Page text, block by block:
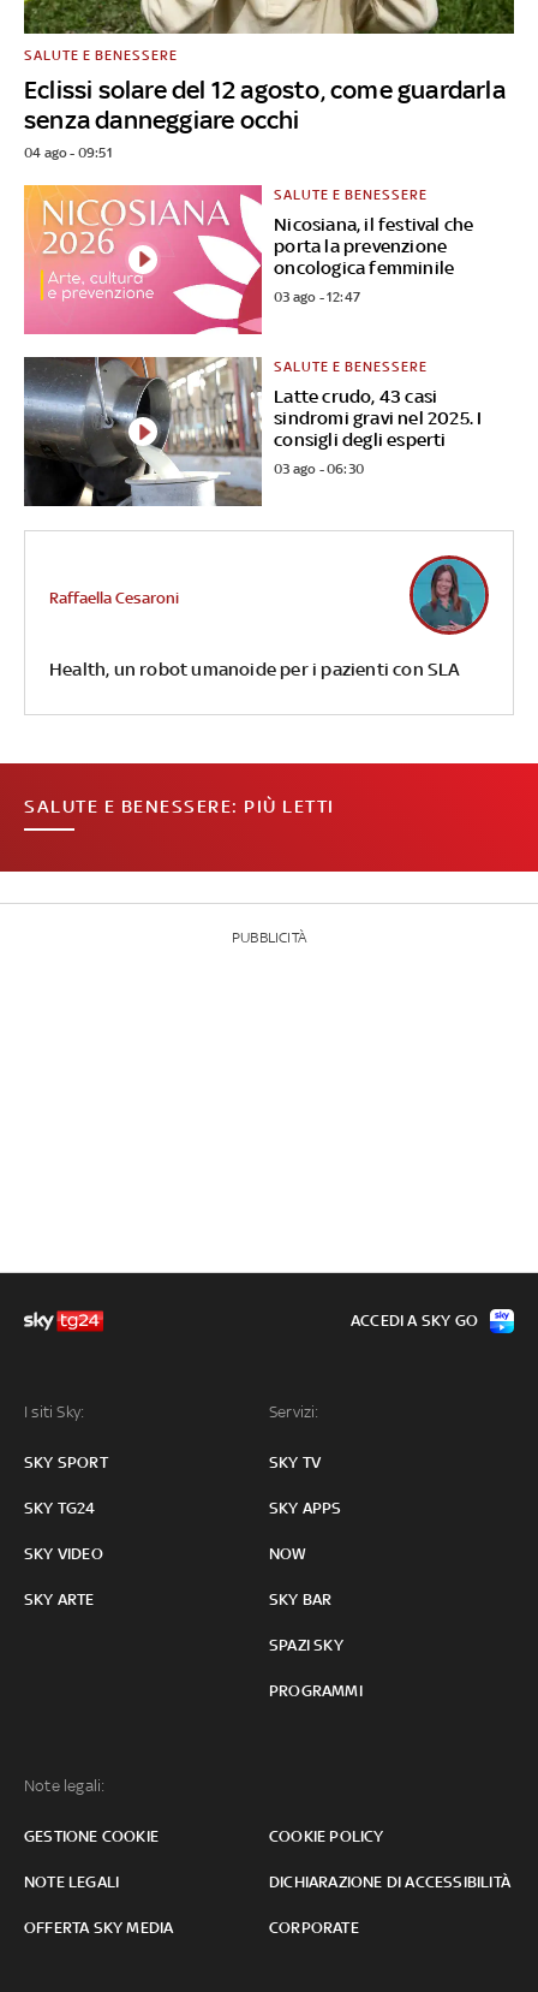
Eclissi solare del 12 agosto, come guardarla
senza danneggiare occhi
SALUTE E BENESSERE
04 ago - 09:51
Nicosiana, il festival che
porta la prevenzione
oncologica femminile
SALUTE E BENESSERE
03 ago - 12:47
Latte crudo, 43 casi
sindromi gravi nel 2025. I
consigli degli esperti
SALUTE E BENESSERE
03 ago - 06:30
Health, un robot umanoide per i pazienti con SLA
Raffaella Cesaroni
SALUTE E BENESSERE: PIÙ LETTI
PUBBLICITÀ
I siti Sky:
SKY SPORT
SKY TG24
SKY VIDEO
SKY ARTE
Servizi:
SKY TV
SKY APPS
NOW
SKY BAR
SPAZI SKY
PROGRAMMI
Note legali:
GESTIONE COOKIE COOKIE POLICY
NOTE LEGALI DICHIARAZIONE DI ACCESSIBILITÀ
OFFERTA SKY MEDIA CORPORATE
ACCEDI A SKY GO